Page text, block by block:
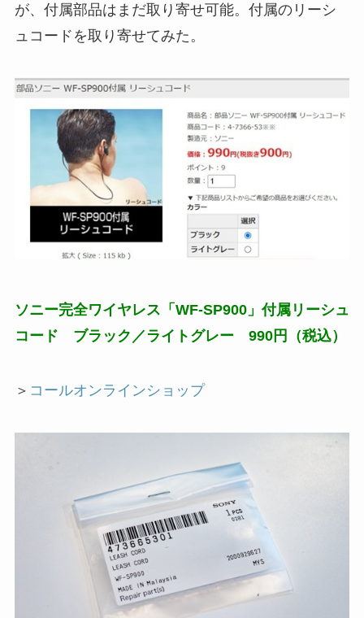
が、付属部品はまだ取り寄せ可能。付属のリーシ
ュコードを取り寄せてみた。
ソニー完全ワイヤレス「WF-SP900」付属リーシュ
コード ブラック／ライトグレー 990円（税込）
＞ コールオンラインショップ